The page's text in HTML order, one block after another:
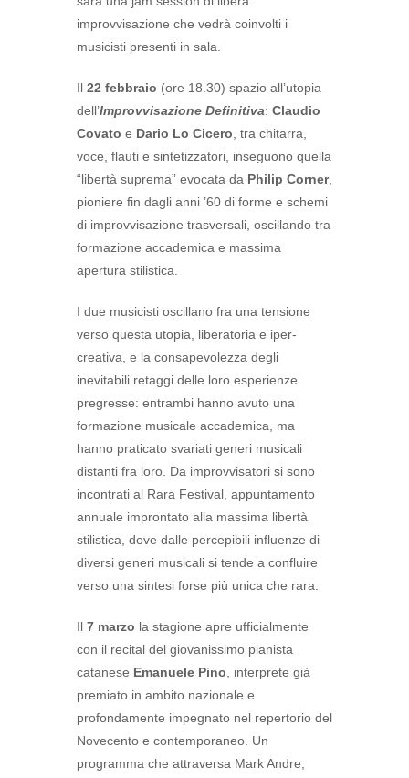
improvvisazione che vedrà coinvolti i
musicisti presenti in sala.
Il 22 febbraio (ore 18.30) spazio all’utopia
dell’Improvvisazione Definitiva: Claudio
Covato e Dario Lo Cicero , tra chitarra,
voce, flauti e sintetizzatori, inseguono quella
“libertà suprema” evocata da Philip Corner,
pioniere fin dagli anni ’60 di forme e schemi
di improvvisazione trasversali, oscillando tra
formazione accademica e massima
apertura stilistica.
I due musicisti oscillano fra una tensione
verso questa utopia, liberatoria e iper-
creativa, e la consapevolezza degli
inevitabili retaggi delle loro esperienze
pregresse: entrambi hanno avuto una
formazione musicale accademica, ma
hanno praticato svariati generi musicali
distanti fra loro. Da improvvisatori si sono
incontrati al Rara Festival, appuntamento
annuale improntato alla massima libertà
stilistica, dove dalle percepibili influenze di
diversi generi musicali si tende a confluire
verso una sintesi forse più unica che rara.
Il 7 marzo la stagione apre ufficialmente
con il recital del giovanissimo pianista
catanese Emanuele Pino , interprete già
premiato in ambito nazionale e
profondamente impegnato nel repertorio del
Novecento e contemporaneo. Un
programma che attraversa Mark Andre,